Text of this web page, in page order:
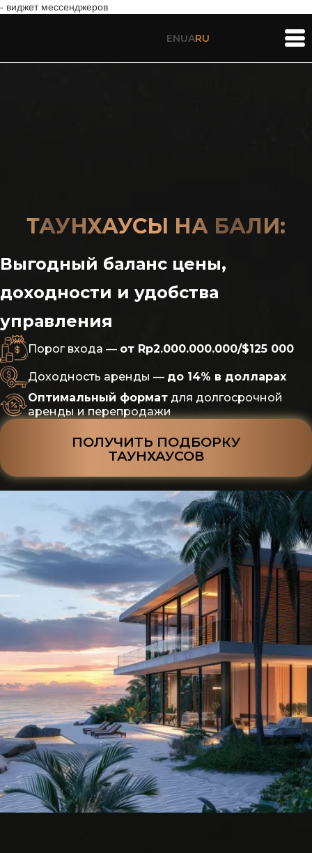
- виджет мессенджеров
ENUARU
ТАУНХАУСЫ НА БАЛИ:
Выгодный баланс цены,
доходности и удобства
управления
Порог входа — от Rp2.000.000.000/$125 000
Доходность аренды — до 14% в долларах
Оптимальный формат для долгосрочной
аренды и перепродажи
ПОЛУЧИТЬ ПОДБОРКУ
ТАУНХАУСОВ